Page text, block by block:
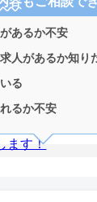
あるか不安
人があるか知り
る
るか不安